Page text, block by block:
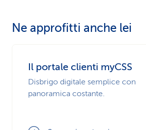
Ne approfitti anche lei
Il portale clienti myCSS
Disbrigo digitale semplice con
panoramica costante.